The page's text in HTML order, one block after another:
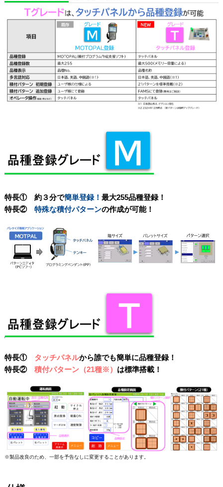
特長① 約３分で簡単登録！ 最大255品種登録！
特長② 特殊な積付パターンの作成が可能！
特長① タッチパネルから誰でも簡単に品種登録！
特長② 積付パターン（21種※） は標準搭載！
※製品改良のため、一部を予告なしに変更することがあります。